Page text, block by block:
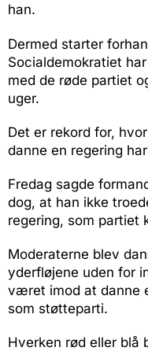
han.
Dermed starter
Socialdemokratiet
med de røde partiet
uger.
Det er rekord for,
danne en regering
Fredag sagde
dog, at han ikke
regering, som partiet
Moderaterne blev
yderfløjene uden for
været imod at danne
som støtteparti.
Hverken rød eller blå